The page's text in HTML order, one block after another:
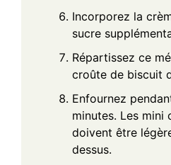
Incorporez la
sucre
Répartissez ce
croûte de biscuit
Enfournez
minutes. Les mini
doivent être
dessus.